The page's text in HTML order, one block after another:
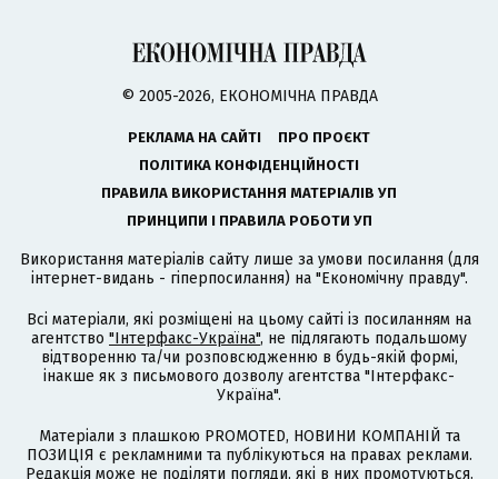
© 2005-2026, ЕКОНОМІЧНА ПРАВДА
РЕКЛАМА НА САЙТІ
ПРО ПРОЄКТ
ПОЛІТИКА КОНФІДЕНЦІЙНОСТІ
ПРАВИЛА ВИКОРИСТАННЯ МАТЕРІАЛІВ УП
ПРИНЦИПИ І ПРАВИЛА РОБОТИ УП
Використання матеріалів сайту лише за умови посилання (для
інтернет-видань - гіперпосилання) на "Економічну правду".
Всі матеріали, які розміщені на цьому сайті із посиланням на
агентство "Інтерфакс-Україна", не підлягають подальшому
відтворенню та/чи розповсюдженню в будь-якій формі,
інакше як з письмового дозволу агентства "Інтерфакс-
Україна".
Матеріали з плашкою PROMOTED, НОВИНИ КОМПАНІЙ та
ПОЗИЦІЯ є рекламними та публікуються на правах реклами.
Редакція може не поділяти погляди, які в них промотуються.